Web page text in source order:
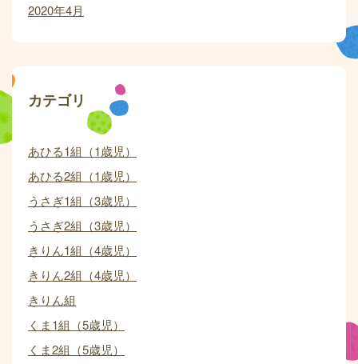
2020年4月
カテゴリ
あひる1組（1歳児）
あひる2組（1歳児）
うさぎ1組（3歳児）
うさぎ2組（3歳児）
きりん1組（4歳児）
きりん2組（4歳児）
きりん組
くま1組（5歳児）
くま2組（5歳児）